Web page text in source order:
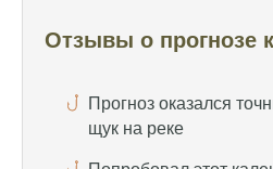
Отзывы о прогнозе
скромным